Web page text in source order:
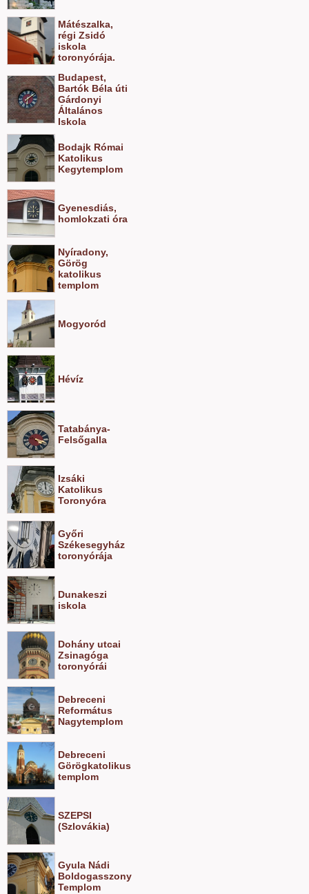
Mátészalka,
régi Zsidó
iskola
toronyórája.
Budapest,
Bartók Béla úti
Gárdonyi
Általános
Iskola
Bodajk Római
Katolikus
Kegytemplom
Gyenesdiás,
homlokzati óra
Nyíradony,
Görög
katolikus
templom
Mogyoród
Hévíz
Tatabánya-
Felsőgalla
Izsáki
Katolikus
Toronyóra
Győri
Székesegyház
toronyórája
Dunakeszi
iskola
Dohány utcai
Zsinagóga
toronyórái
Debreceni
Református
Nagytemplom
Debreceni
Görögkatolikus
templom
SZEPSI
(Szlovákia)
Gyula Nádi
Boldogasszony
Templom